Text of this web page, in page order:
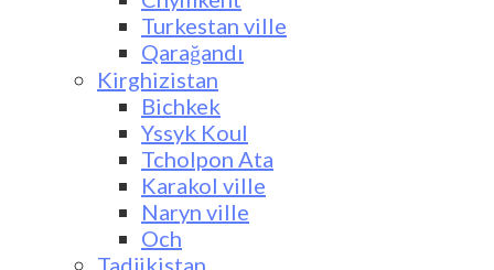
Turkestan ville
Qarağandı
Kirghizistan
Bichkek
Yssyk Koul
Tcholpon Ata
Karakol ville
Naryn ville
Och
Tadjikistan